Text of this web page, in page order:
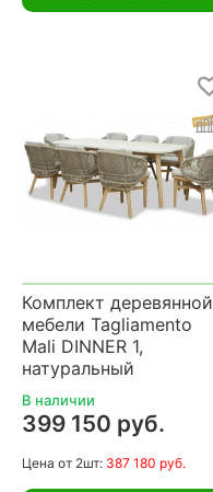
Комплект деревянной
мебели Tagliamento
Mali DINNER 1,
натуральный
В наличии
399 150 руб.
Цена от 2шт: 387 180 руб.